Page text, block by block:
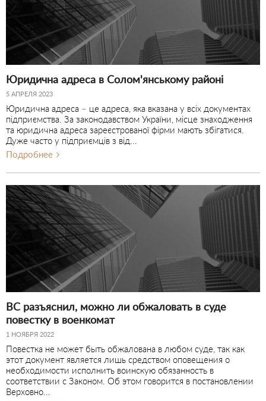
Юридична адреса в Солом'янському районі
5 АПРЕЛЯ 2023
Юридична адреса – це адреса, яка вказана у всіх документах
підприємства. За законодавством України, місце знаходження
та юридична адреса зареєстрованої фірми мають збігатися.
Дуже часто у підприємців з від...
Подробнее
ВС разъяснил, можно ли обжаловать в суде
повестку в военкомат
1 НОЯБРЯ 2022
Повестка не может быть обжалована в любом суде, так как
этот документ является лишь средством оповещения о
необходимости исполнить воинскую обязанность в
соответствии с Законом. Об этом говорится в постановлении
Верховно...